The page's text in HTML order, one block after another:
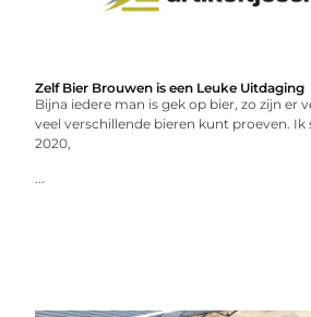
Zelf Bier Brouwen is een Leuke Uitdaging
Bijna iedere man is gek op bier, zo zijn er
veel verschillende bieren kunt proeven. Ik
2020,
...